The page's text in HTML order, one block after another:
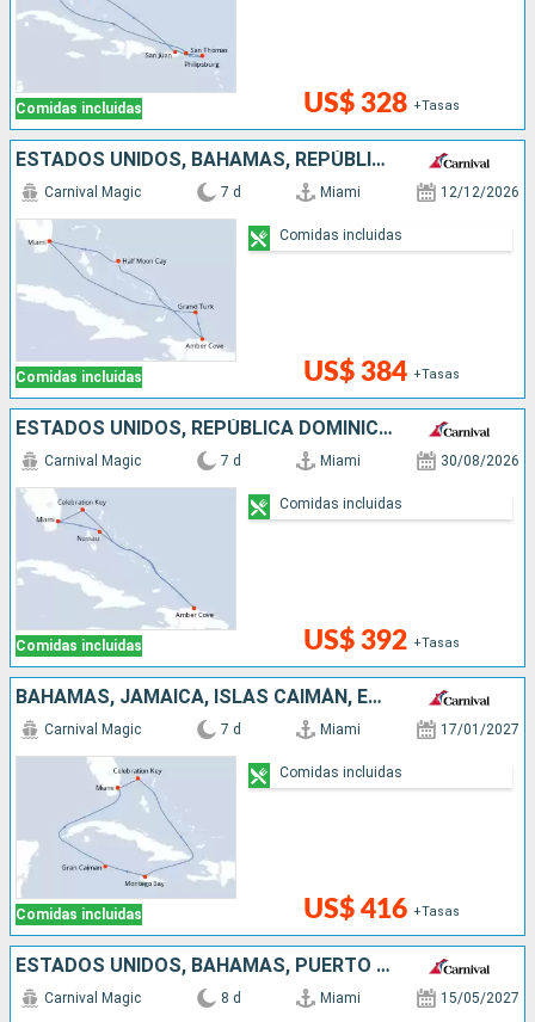
Comidas incluidas US$ 328 +Tasas
ESTADOS UNIDOS, BAHAMAS, REPÚBLICA DOMINICANA
Comidas incluidas
Carnival Magic 7 d Miami 12/12/2026
US$ 384 +Tasas
Comidas incluidas
ESTADOS UNIDOS, REPÚBLICA DOMINICANA, BAHAMAS
Comidas incluidas
Carnival Magic 7 d Miami 30/08/2026
US$ 392 +Tasas
Comidas incluidas
BAHAMAS, JAMAICA, ISLAS CAIMÁN, ESTADOS UNIDOS
Comidas incluidas
Carnival Magic 7 d Miami 17/01/2027
US$ 416 +Tasas
Comidas incluidas
ESTADOS UNIDOS, BAHAMAS, PUERTO RICO
Carnival Magic 8 d Miami 15/05/2027